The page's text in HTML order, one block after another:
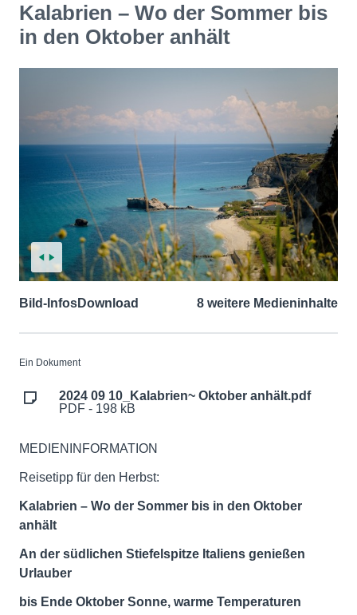
Kalabrien – Wo der Sommer bis
in den Oktober anhält
Bild-InfosDownload 8 weitere Medieninhalte
Ein Dokument
2024 09 10_Kalabrien~ Oktober anhält.pdf
PDF - 198 kB
MEDIENINFORMATION
Reisetipp für den Herbst:
Kalabrien – Wo der Sommer bis in den Oktober
anhält
An der südlichen Stiefelspitze Italiens genießen
Urlauber
bis Ende Oktober Sonne, warme Temperaturen